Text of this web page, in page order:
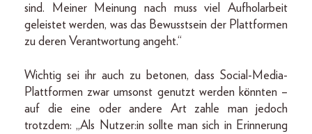
sind. Meiner Meinung nach muss viel Aufholarbeit
geleistet werden, was das Bewusstsein der Plattformen
zu deren Verantwortung angeht.“
Wichtig sei ihr auch zu betonen, dass Social-Media-
Plattformen zwar umsonst genutzt werden könnten –
auf die eine oder andere Art zahle man jedoch
trotzdem: „Als Nutzer:in sollte man sich in Erinnerung